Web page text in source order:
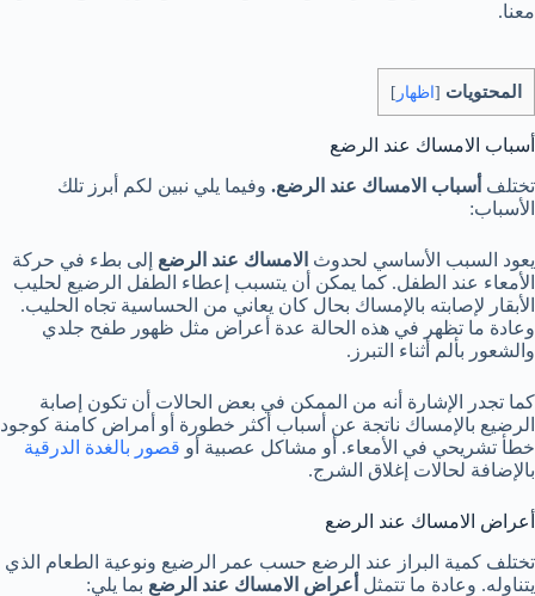
معنا.
المحتويات [ اظهار ]
أسباب الامساك عند الرضع
تختلف أسباب الامساك عند الرضع. وفيما يلي نبين لكم أبرز تلك
الأسباب:
يعود السبب الأساسي لحدوث الامساك عند الرضع إلى بطء في حركة
الأمعاء عند الطفل. كما يمكن أن يتسبب إعطاء الطفل الرضيع لحليب
الأبقار لإصابته بالإمساك بحال كان يعاني من الحساسية تجاه الحليب.
وعادة ما تظهر في هذه الحالة عدة أعراض مثل ظهور طفح جلدي
والشعور بألم أثناء التبرز.
كما تجدر الإشارة أنه من الممكن في بعض الحالات أن تكون إصابة
الرضيع بالإمساك ناتجة عن أسباب أكثر خطورة أو أمراض كامنة كوجود
خطأ تشريحي في الأمعاء. أو مشاكل عصبية أو قصور بالغدة الدرقية
بالإضافة لحالات إغلاق الشرج.
أعراض الامساك عند الرضع
تختلف كمية البراز عند الرضع حسب عمر الرضيع ونوعية الطعام الذي
يتناوله. وعادة ما تتمثل أعراض الامساك عند الرضع بما يلي: